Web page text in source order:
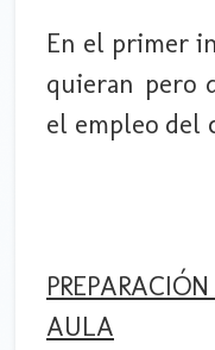
En el primer
quieran pero
el empleo del
AULA